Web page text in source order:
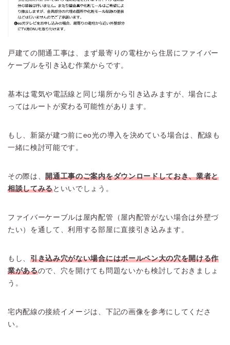
戸建ての開通工事は、まず最寄りの電柱から住居にファイバー
ケーブルを引き込む作業からです。
基本は電気や電話線と同じ場所から引き込みますが、場合によ
ってはルートが変わる可能性があります。
もし、新築が建つ前にeo光の導入を決めている場合は、配線も
一緒に検討可能です。
その際は、開通工事のご案内をダウンロードしておき、業者と
相談してみるといいでしょう。
ファイバーケーブルは屋内配管（屋内配管がない場合は外壁づ
たい）を通して、利用する部屋に直接引き込みます。
もし、引き込み穴がない場合にはボールペン大の穴を開ける作
業があるので、穴を開けても問題ないかも検討しておきましょ
う。
宅内配線の接続イメージは、下記の画像を参考にしてくださ
い。